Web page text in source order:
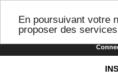
En poursuivant votre
proposer des